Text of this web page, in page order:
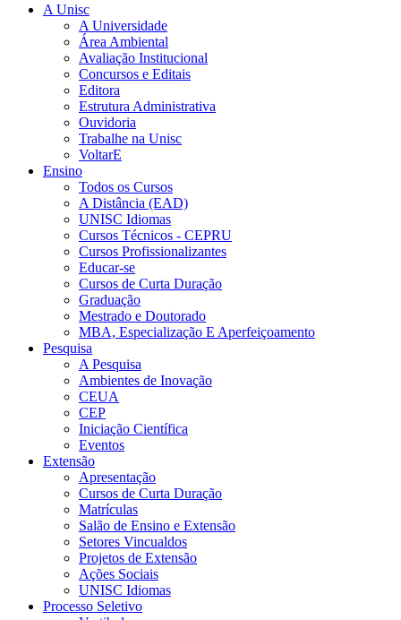
A Unisc
A Universidade
Área Ambiental
Avaliação Institucional
Concursos e Editais
Editora
Estrutura Administrativa
Ouvidoria
Trabalhe na Unisc
VoltarE
Ensino
Todos os Cursos
A Distância (EAD)
UNISC Idiomas
Cursos Técnicos - CEPRU
Cursos Profissionalizantes
Educar-se
Cursos de Curta Duração
Graduação
Mestrado e Doutorado
MBA, Especialização E Aperfeiçoamento
Pesquisa
A Pesquisa
Ambientes de Inovação
CEUA
CEP
Iniciação Científica
Eventos
Extensão
Apresentação
Cursos de Curta Duração
Matrículas
Salão de Ensino e Extensão
Setores Vincualdos
Projetos de Extensão
Ações Sociais
UNISC Idiomas
Processo Seletivo